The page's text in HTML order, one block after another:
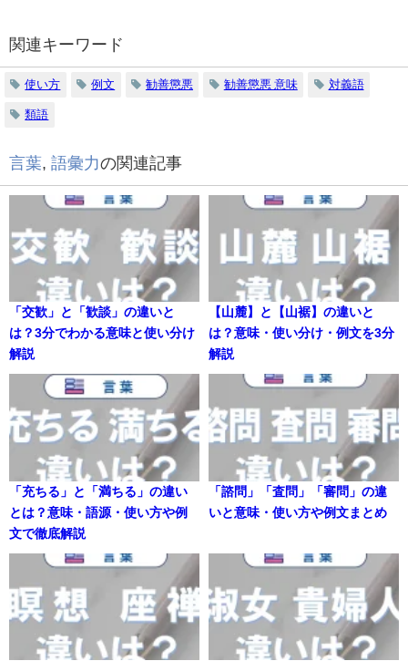
関連キーワード
使い方 例文 勧善懲悪 勧善懲悪 意味 対義語
類語
言葉 語彙力の関連記事
「交歓」と「歓談」の違いと
は？3分でわかる意味と使い分け
解説
【山麓】と【山裾】の違いと
は？意味・使い分け・例文を3分
解説
「充ちる」と「満ちる」の違い
とは？意味・語源・使い方や例
文で徹底解説
「諮問」「査問」「審問」の違
いと意味・使い方や例文まとめ